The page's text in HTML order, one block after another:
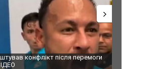
Мудрик провів перший матч за "Челсі" після
допінгової дискваліфікації. ВІДЕО